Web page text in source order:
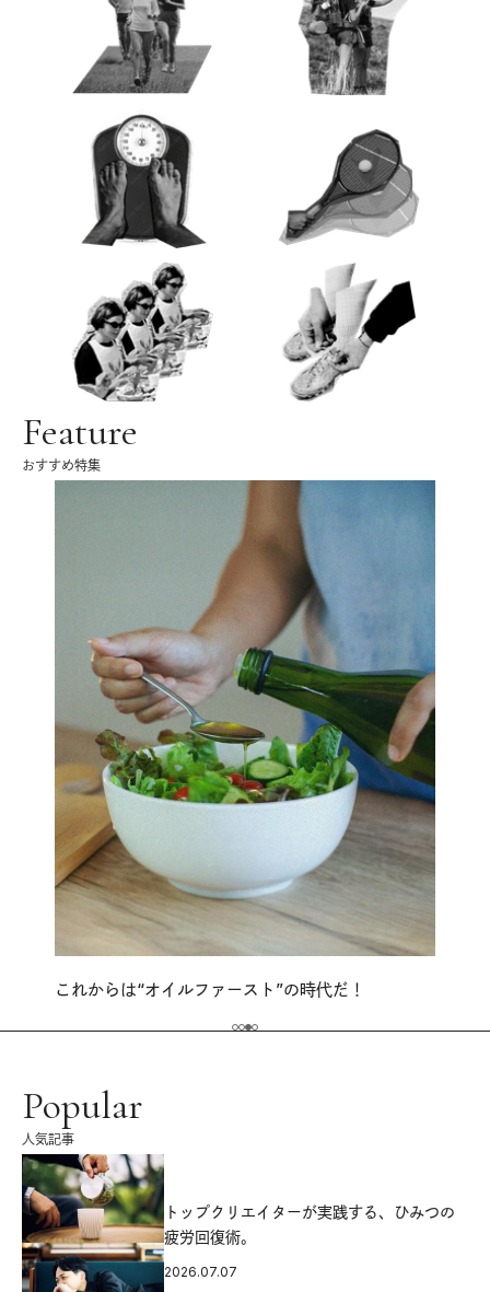
Feature
おすすめ特集
これからは“オイルファースト”の時代だ！
Popular
人気記事
トップクリエイターが実践する、ひみつの
疲労回復術。
2026.07.07